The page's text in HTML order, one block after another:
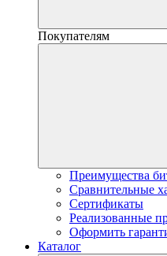
Покупателям
Преимущества
Сравнительные
Сертификаты
Реализованные
Оформить
Каталог